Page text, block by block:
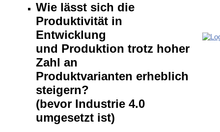
Wie lässt sich die
Produktivität in
Entwicklung
und Produktion trotz hoher
Zahl an
Produktvarianten erheblich
steigern?
(bevor Industrie 4.0
umgesetzt ist)